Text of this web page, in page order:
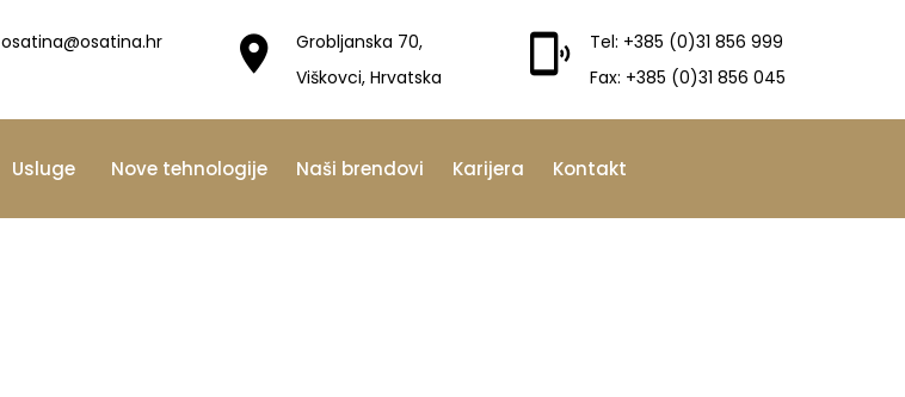
osatina@osatina.hr
Grobljanska 70,
Viškovci, Hrvatska
Tel: +385 (0)31 856 999
Fax: +385 (0)31 856 045
Usluge Nove tehnologije Naši brendovi Karijera Kontakt